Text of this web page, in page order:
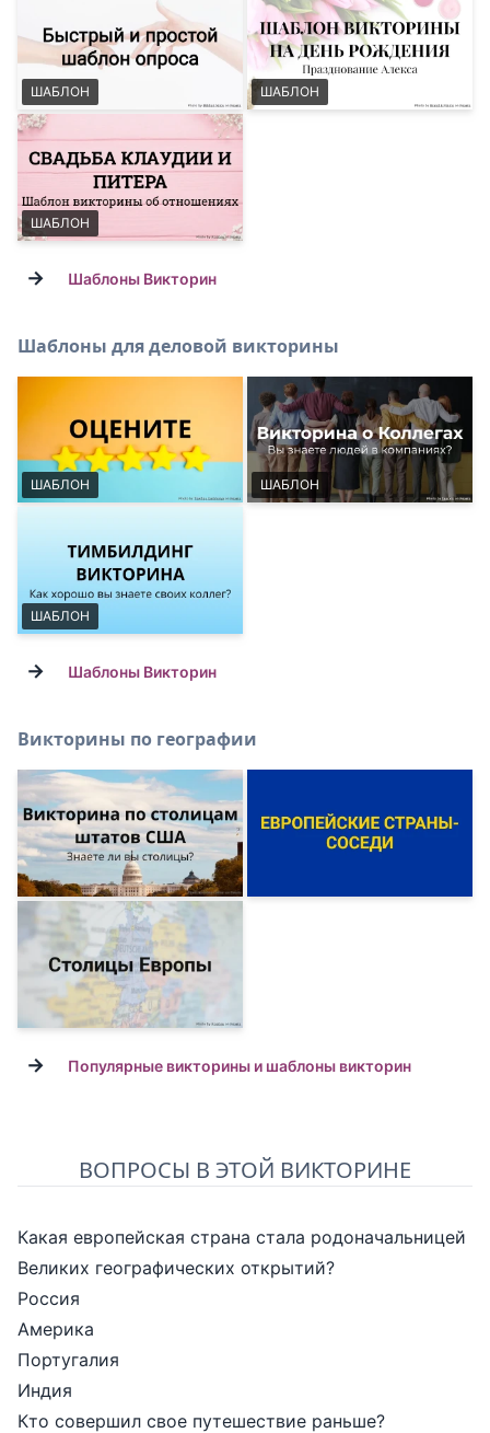
ШАБЛОН ШАБЛОН
ШАБЛОН
→ Шаблоны Викторин
Шаблоны для деловой викторины
ШАБЛОН ШАБЛОН
ШАБЛОН
→ Шаблоны Викторин
Викторины по географии
→ Популярные викторины и шаблоны викторин
ВОПРОСЫ В ЭТОЙ ВИКТОРИНЕ
Какая европейская страна стала родоначальницей
Великих географических открытий?
Россия
Америка
Португалия
Индия
Кто совершил свое путешествие раньше?